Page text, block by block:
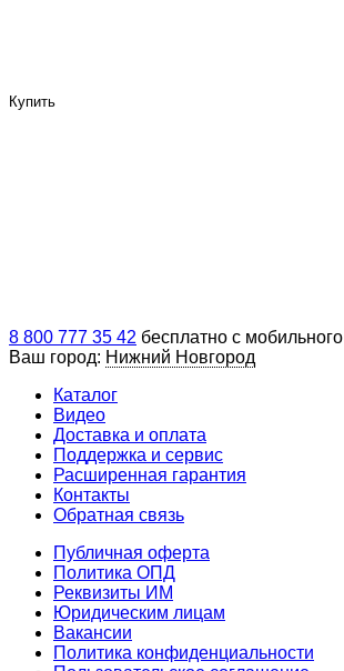
Купить
8 800 777 35 42 бесплатно с мобильного
Ваш город: Нижний Новгород
Каталог
Видео
Доставка и оплата
Поддержка и сервис
Расширенная гарантия
Контакты
Обратная связь
Публичная оферта
Политика ОПД
Реквизиты ИМ
Юридическим лицам
Вакансии
Политика конфиденциальности